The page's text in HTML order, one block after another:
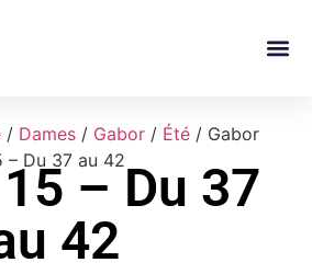
/ Dames / Gabor / Été / Gabor
– Du 37 au 42– Du 37
42